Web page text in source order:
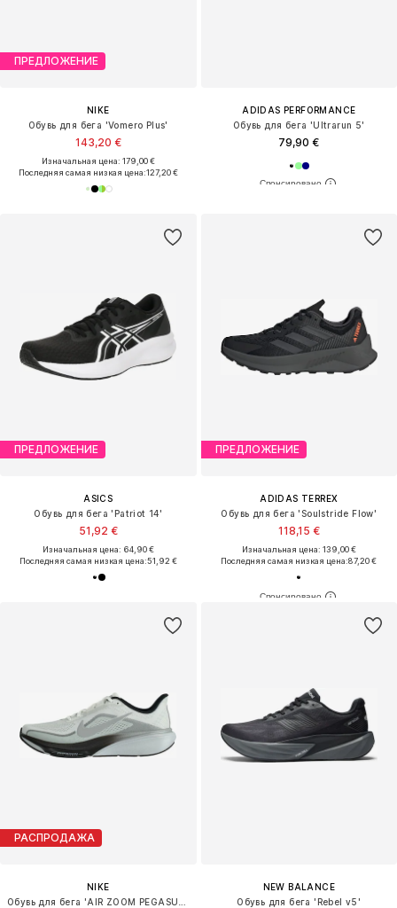
ПРЕДЛОЖЕНИЕ
NIKE
Обувь для бега 'Vomero Plus'
143,20 €
Изначальная цена: 179,00 €
Последняя самая низкая цена:127,20 €
ADIDAS PERFORMANCE
Обувь для бега 'Ultrarun 5'
79,90 €
ПРЕДЛОЖЕНИЕ
ASICS
Обувь для бега 'Patriot 14'
51,92 €
Изначальная цена: 64,90 €
Последняя самая низкая цена:51,92 €
ПРЕДЛОЖЕНИЕ
ADIDAS TERREX
Обувь для бега 'Soulstride Flow'
118,15 €
Изначальная цена: 139,00 €
Последняя самая низкая цена:87,20 €
РАСПРОДАЖА
NIKE
NEW BALANCE
Обувь для бега 'Rebel v5'